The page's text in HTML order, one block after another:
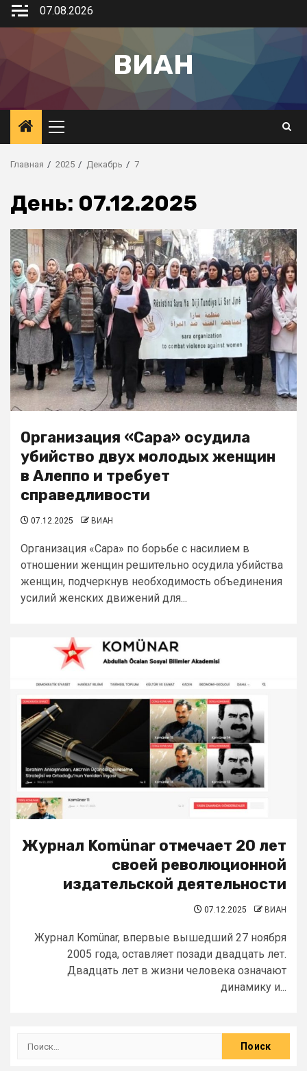
07.08.2026
ВИАН
Главная 2025 Декабрь 7
День: 07.12.2025
Организация «Сара» осудила
убийство двух молодых женщин
в Алеппо и требует
справедливости
07.12.2025 ВИАН
Организация «Сара» по борьбе с насилием в
отношении женщин решительно осудила убийства
женщин, подчеркнув необходимость объединения
усилий женских движений для...
Журнал Komünar отмечает 20 лет
своей революционной
издательской деятельности
07.12.2025 ВИАН
Журнал Komünar, впервые вышедший 27 ноября
2005 года, оставляет позади двадцать лет.
Двадцать лет в жизни человека означают
динамику и...